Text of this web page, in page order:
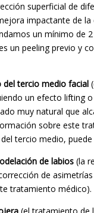
superficial de
impactante de
un mínimo de
un peeling previo y
del tercio medio facial
un efecto lifting
muy natural que
sobre este
tercio medio,
de labios (la
de
tratamiento médico).